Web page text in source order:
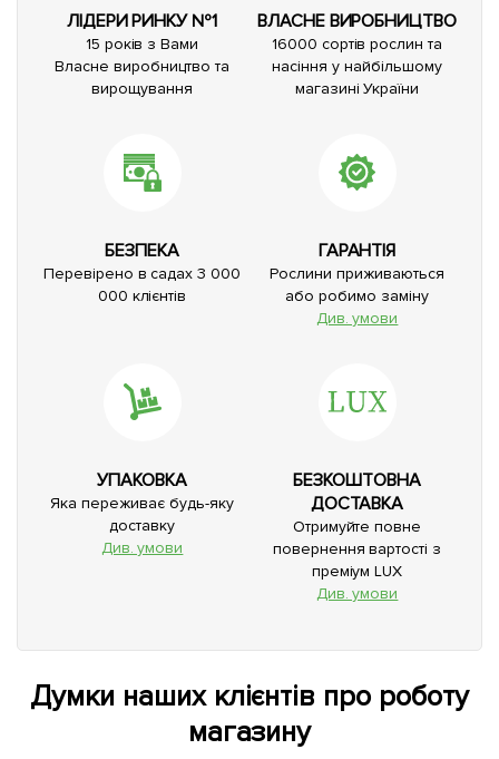
ЛІДЕРИ РИНКУ №1
15 років з Вами
Власне виробництво та
вирощування
ВЛАСНЕ ВИРОБНИЦТВО
16000 сортів рослин та
насіння у найбільшому
магазині України
БЕЗПЕКА
Перевірено в садах 3 000
000 клієнтів
ГАРАНТІЯ
Рослини приживаються
або робимо заміну
Див. умови
УПАКОВКА
Яка переживає будь-яку
доставку
Див. умови
БЕЗКОШТОВНА
ДОСТАВКА
Отримуйте повне
повернення вартості з
преміум LUX
Див. умови
Думки наших клієнтів про роботу
магазину